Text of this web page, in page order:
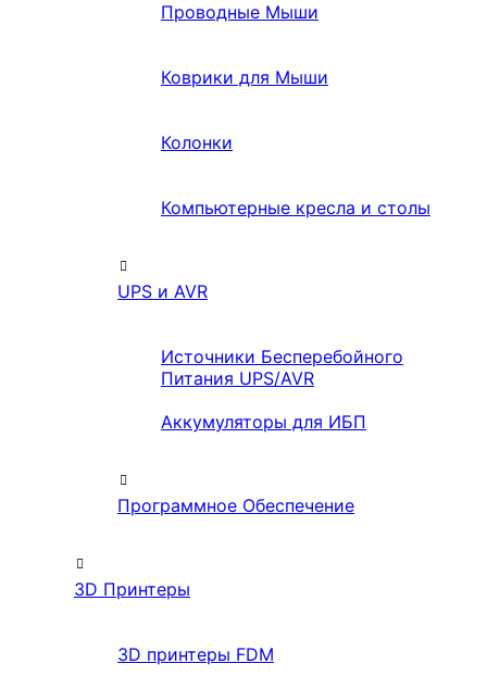
Проводные Мыши
Коврики для Мыши
Колонки
Компьютерные кресла и столы
UPS и AVR
Источники Бесперебойного
Питания UPS/AVR
Аккумуляторы для ИБП
Программное Обеспечение
3D Принтеры
3D принтеры FDM